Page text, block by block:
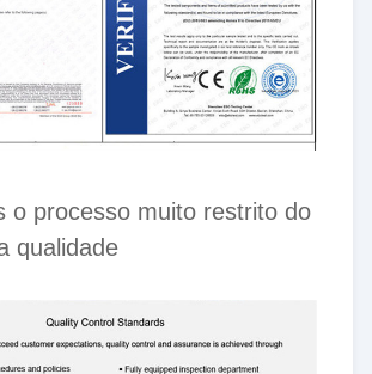
o processo muito restrito do
qualidade